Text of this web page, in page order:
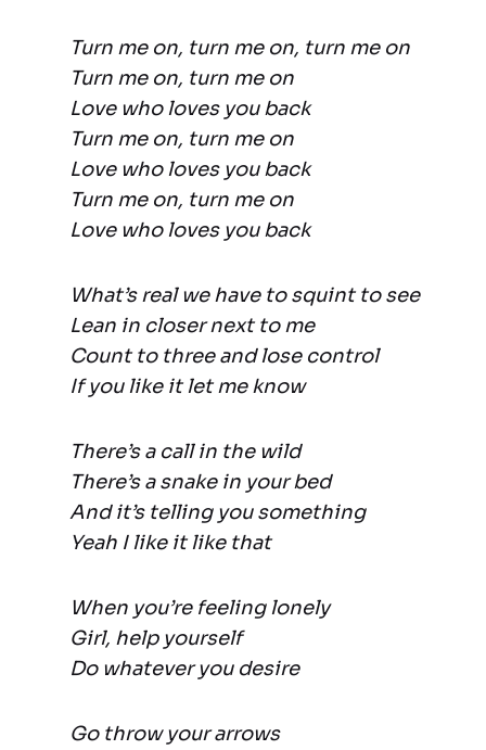
Turn me on, turn me on, turn me on
Turn me on, turn me on
Love who loves you back
Turn me on, turn me on
Love who loves you back
Turn me on, turn me on
Love who loves you back
What’s real we have to squint to see
Lean in closer next to me
Count to three and lose control
If you like it let me know
There’s a call in the wild
There’s a snake in your bed
And it’s telling you something
Yeah I like it like that
When you’re feeling lonely
Girl, help yourself
Do whatever you desire
Go throw your arrows